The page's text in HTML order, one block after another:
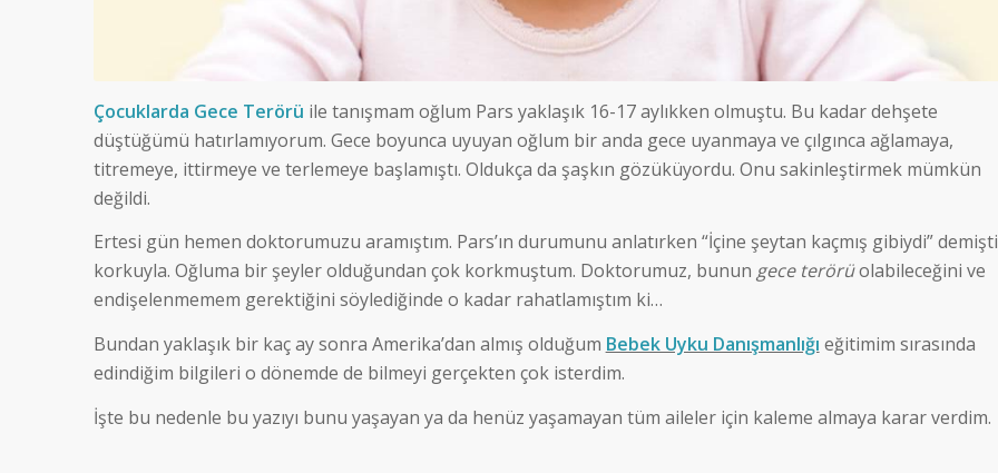
Çocuklarda Gece Terörü ile tanışmam oğlum Pars yaklaşık 16-17 aylıkken olmuştu. Bu kadar dehşete
düştüğümü hatırlamıyorum. Gece boyunca uyuyan oğlum bir anda gece uyanmaya ve çılgınca ağlamaya,
titremeye, ittirmeye ve terlemeye başlamıştı. Oldukça da şaşkın gözüküyordu. Onu sakinleştirmek mümkün
değildi.
Ertesi gün hemen doktorumuzu aramıştım. Pars’ın durumunu anlatırken “İçine şeytan kaçmış gibiydi”
korkuyla. Oğluma bir şeyler olduğundan çok korkmuştum. Doktorumuz, bunun gece terörüolabileceğini ve
endişelenmemem gerektiğini söylediğinde o kadar rahatlamıştım ki…
Bundan yaklaşık bir kaç ay sonra Amerika’dan almış olduğum Bebek Uyku Danışmanlığı eğitimim sırasında
edindiğim bilgileri o dönemde de bilmeyi gerçekten çok isterdim.
İşte bu nedenle bu yazıyı bunu yaşayan ya da henüz yaşamayan tüm aileler için kaleme almaya karar verdim.